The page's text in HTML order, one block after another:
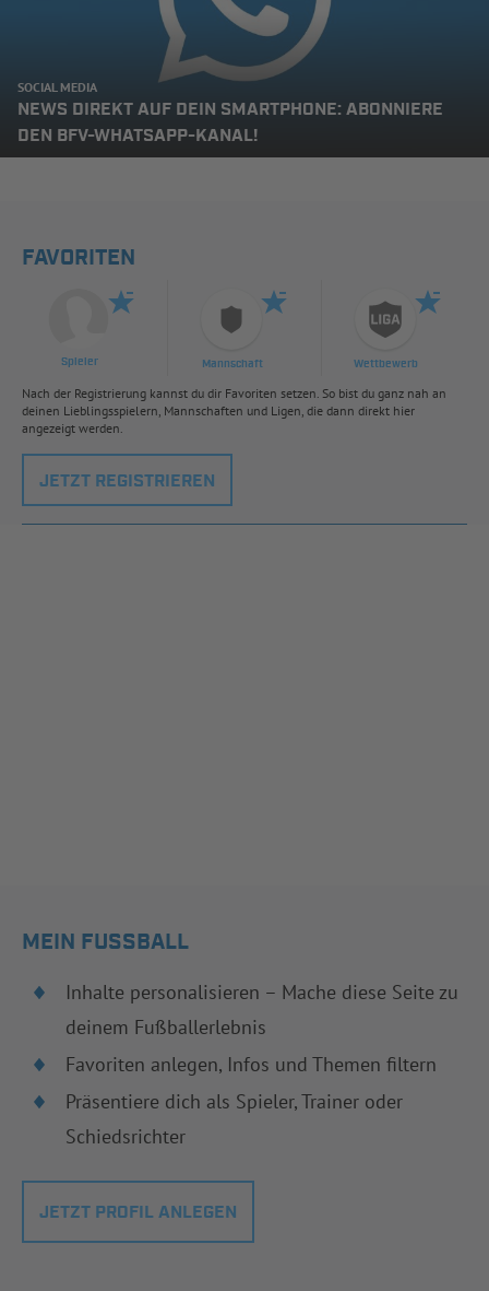
SOCIAL MEDIA
NEWS DIREKT AUF DEIN SMARTPHONE: ABONNIERE
DEN BFV-WHATSAPP-KANAL!
FAVORITEN
Spieler Mannschaft Wettbewerb
Nach der Registrierung kannst du dir Favoriten setzen. So bist du ganz nah an
deinen Lieblingsspielern, Mannschaften und Ligen, die dann direkt hier
angezeigt werden.
JETZT REGISTRIEREN
MEIN FUSSBALL
Inhalte personalisieren – Mache diese Seite zu
deinem Fußballerlebnis
Favoriten anlegen, Infos und Themen filtern
Präsentiere dich als Spieler, Trainer oder
Schiedsrichter
JETZT PROFIL ANLEGEN